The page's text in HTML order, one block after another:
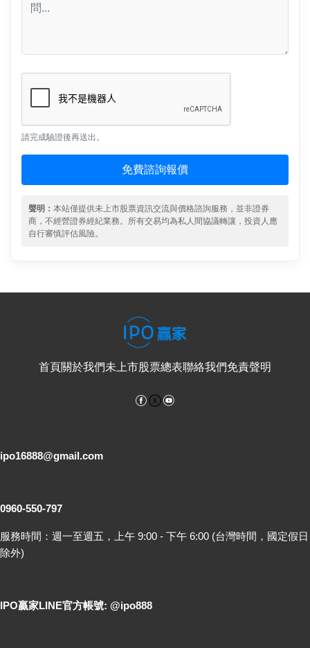
請完成驗證後再送出。
免費諮詢報價
聲明： 本站僅提供未上市股票資訊交流與價格諮詢服務，並非證券
商，不經營證券經紀業務。所有交易均為私人間協議轉讓，投資人應
自行審慎評估風險。
首頁關於我們未上市股票總表聯絡我們免責聲明
Facebook
ipo16888@gmail.com
0960-550-797
服務時間：週一至週五，上午 9:00 - 下午 6:00 (台灣時間，國定假日
除外)
IPO贏家LINE官方帳號: @ipo888